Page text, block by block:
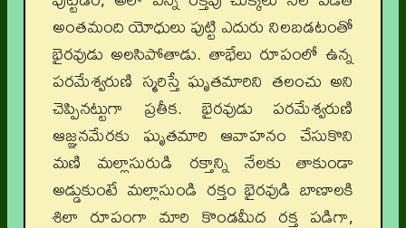
అంతమంది యోధులు పుట్టి ఎదురు నిలబడటంతో
భైరవుడు అలసిపోతాడు. తాభేలు రూపంలో ఉన్న
పరమేశ్వరుణి స్మరిస్తే ఘృతమారిని తలంచు అని
చెప్పినట్టుగా ప్రతీక. భైరవుడు పరమేశ్వరుణి
ఆజ్ఞనమేరకు ఘృతమారి ఆవాహనం చేసుకొని
మణి మల్లాసురుడి రక్తాన్ని నేలకు తాకుండా
అడ్డుకుంటే మల్లాసుండి రక్తం భైరవుడి బాణాలకి
శిలా రూపంగా మారి కొండమీద రక్త పడిగా,